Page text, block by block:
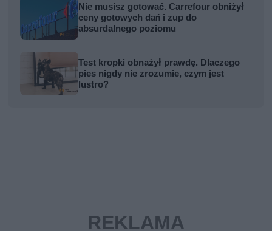
Nie musisz gotować. Carrefour obniżył
ceny gotowych dań i zup do
absurdalnego poziomu
Test kropki obnażył prawdę. Dlaczego
pies nigdy nie zrozumie, czym jest
lustro?